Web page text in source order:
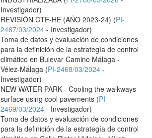
Investigador)
REVISIÓN CTE-HE (AÑO 2023-24) (PI-
2467/03/2024- Investigador)
Toma de datos y evaluación de condiciones
para la definición de la estrategía de control
climático en Bulevar Camino Málaga -
Vélez-Málaga (PI-2468/03/2024-
Investigador)
NEW WATER PARK - Cooling the walkways
surface using cool pavements (PI-
2469/03/2024- Investigador)
Toma de datos y evaluación de condiciones
para la definición de la estrategía de control